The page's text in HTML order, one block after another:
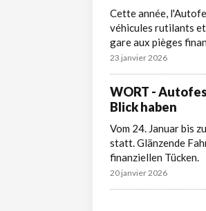
Cette année,
véhicules rutilants
gare aux pièges
23 janvier 2026
WORT -
Blick haben
Vom 24. Januar bis
statt. Glänzende
finanziellen Tücken.
20 janvier 2026